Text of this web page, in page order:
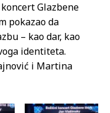
Glazbene
pokazao da
– kao dar, kao
identiteta.
i Martina